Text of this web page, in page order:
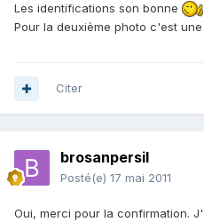
Les identifications son bonne
Pour la deuxième photo c'est
Citer
brosanpersil
Posté(e) 17 mai 2011
Oui, merci pour la confirmation.